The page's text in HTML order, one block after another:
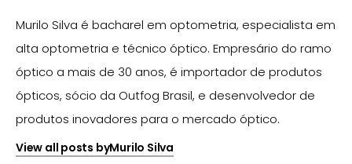
Murilo Silva é bacharel em optometria, especialista em
alta optometria e técnico óptico. Empresário do ramo
óptico a mais de 30 anos, é importador de produtos
ópticos, sócio da Outfog Brasil, e desenvolvedor de
produtos inovadores para o mercado óptico.
View all posts byMurilo Silva